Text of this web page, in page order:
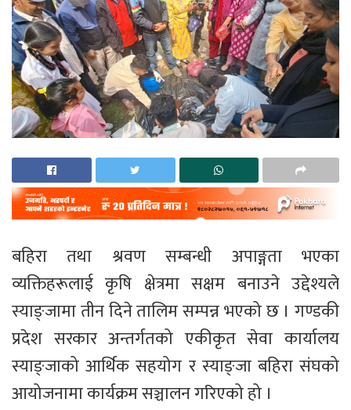
बहिरा तथा श्रवण सम्बन्धी अपाङ्गता भएका
व्यक्तिहरूलाई कृषि क्षेत्रमा सक्षम बनाउने उद्देश्यले
स्याङ्जामा तीन दिने तालिम सम्पन्न भएको छ । गण्डकी
प्रदेश सरकार अन्तर्गतको एकीकृत सेवा कार्यालय
स्याङ्जाको आर्थिक सहयोग र स्याङ्जा बहिरा संघको
आयोजनामा कार्यक्रम सञ्चालन गरिएको हो ।